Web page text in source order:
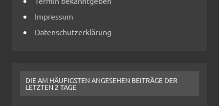
Impressum
Datenschutzerklärung
DIE AM HÄUFIGSTEN ANGESEHEN BEITRÄGE DER
LETZTEN 2 TAGE